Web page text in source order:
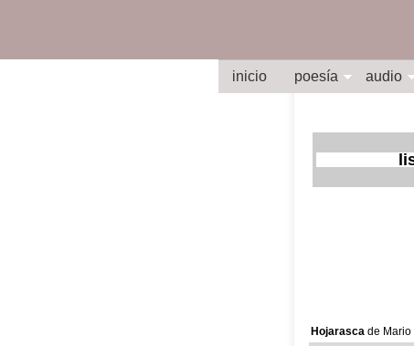
inicio poesía audio
Hojarasca de